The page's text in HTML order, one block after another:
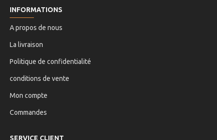
INFORMATIONS
A propos de nous
La livraison
Politique de confidentialité
conditions de vente
Mon compte
Commandes
SERVICE CLIENT